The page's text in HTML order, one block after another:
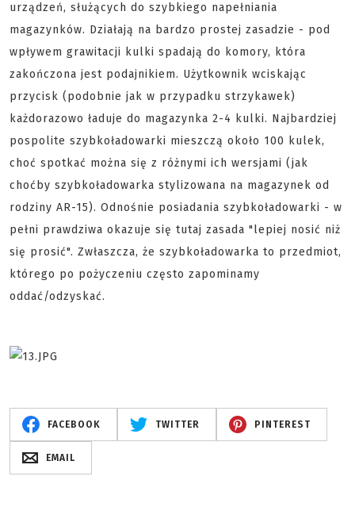
urządzeń, służących do szybkiego napełniania
magazynków. Działają na bardzo prostej zasadzie - pod
wpływem grawitacji kulki spadają do komory, która
zakończona jest podajnikiem. Użytkownik wciskając
przycisk (podobnie jak w przypadku strzykawek)
każdorazowo ładuje do magazynka 2-4 kulki. Najbardziej
pospolite szybkoładowarki mieszczą około 100 kulek,
choć spotkać można się z różnymi ich wersjami (jak
choćby szybkoładowarka stylizowana na magazynek od
rodziny AR-15). Odnośnie posiadania szybkoładowarki - w
pełni prawdziwa okazuje się tutaj zasada "lepiej nosić niż
się prosić". Zwłaszcza, że szybkoładowarka to przedmiot,
którego po pożyczeniu często zapominamy
oddać/odzyskać.
FACEBOOK TWITTER PINTEREST
EMAIL